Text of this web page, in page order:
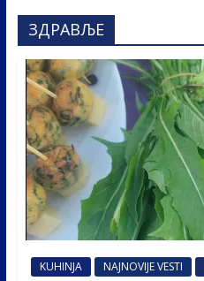
ЗДРАВЉЕ
KUHINJA NAJNOVIJE VESTI